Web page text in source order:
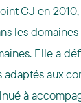
CJ en
les
Elle a
adaptés aux
à